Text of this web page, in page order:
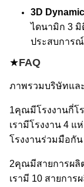
3D Dynamic
ไดนามิก 3
ประสบการณ์
★FAQ
ภาพรวมบริษัทแล
1คุณมีโรงงานกี่โ
เรามีโรงงาน 4 แ
โรงงานร่วมมือกัน
2คุณมีสายการผลิ
เรามี 10 สายการ